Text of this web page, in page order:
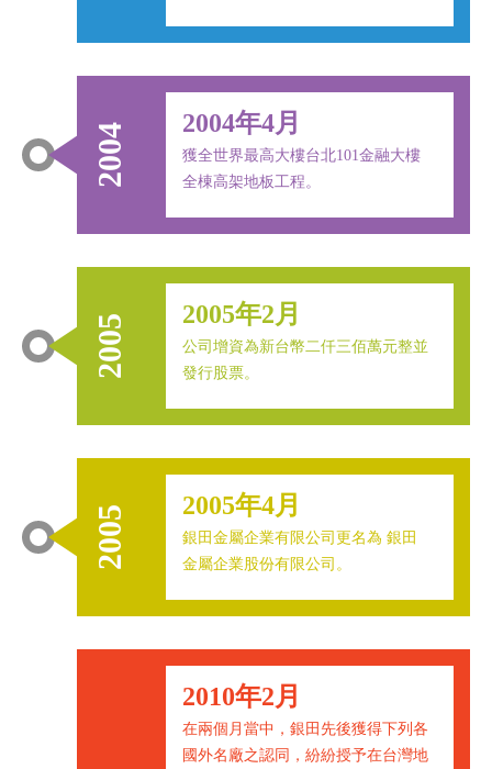
2004 2004年4月
獲全世界最高大樓台北101金融大樓
全棟高架地板工程。
2005 2005年2月
公司增資為新台幣二仟三佰萬元整並
發行股票。
2005 2005年4月
銀田金屬企業有限公司更名為 銀田
金屬企業股份有限公司。
2010年2月
在兩個月當中，銀田先後獲得下列各
國外名廠之認同，紛紛授予在台灣地